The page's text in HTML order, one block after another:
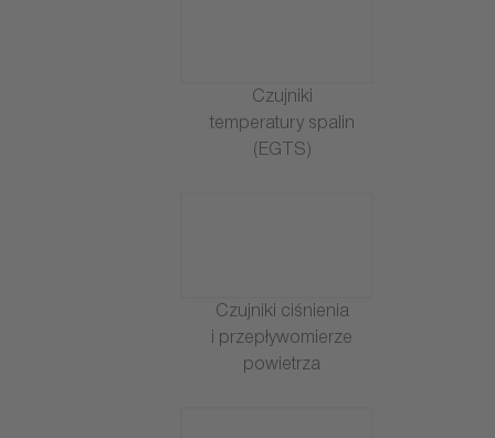
Czujniki
temperatury spalin
(EGTS)
Czujniki ciśnienia
i przepływomierze
powietrza